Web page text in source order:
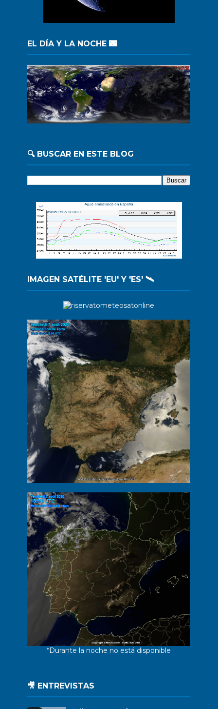
EL DÍA Y LA NOCHE 🌃
🔍 BUSCAR EN ESTE BLOG
IMAGEN SATÉLITE 'EU' Y 'ES' 🛰️
*Durante la noche no está disponible
🎥 ENTREVISTAS